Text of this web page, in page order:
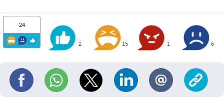
24
2 15 1 6